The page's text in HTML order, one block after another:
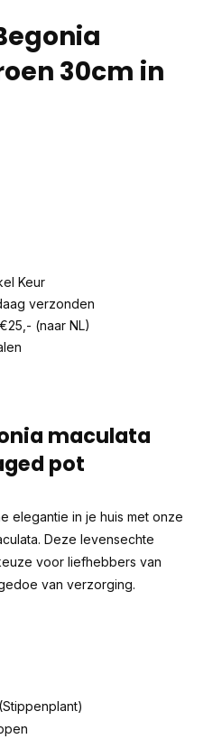
30cm in
Keur
verzonden
(naar NL)
maculata
pot
elegantie in je huis met onze
Deze levensechte
voor liefhebbers van
van verzorging.